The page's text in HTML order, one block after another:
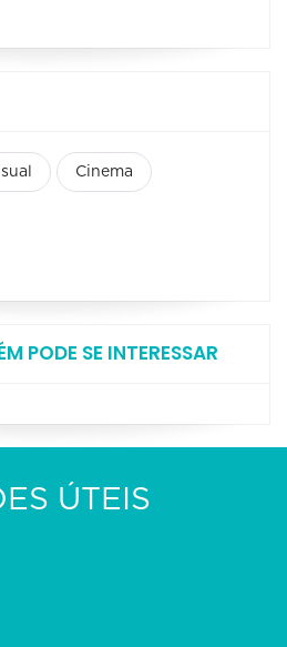
Cinema
PODE SE INTERESSAR
ÚTEIS